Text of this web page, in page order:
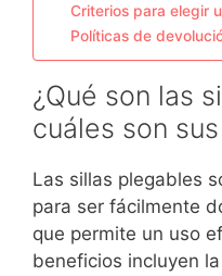
Criterios para elegir
Políticas de
¿Qué son las
cuáles son
Las sillas plegables
para ser fácilmente
que permite un uso
beneficios incluyen